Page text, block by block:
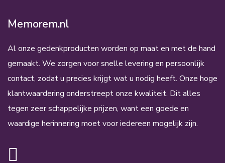
Memorem.nl
Al onze gedenkproducten worden op maat en met de hand
gemaakt. We zorgen voor snelle levering en persoonlijk
contact, zodat u precies krijgt wat u nodig heeft. Onze hoge
klantwaardering onderstreept onze kwaliteit. Dit alles
tegen zeer schappelijke prijzen, want een goede en
waardige herinnering moet voor iedereen mogelijk zijn.